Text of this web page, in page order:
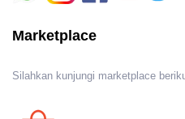
Marketplace
Silahkan kunjungi marketplace